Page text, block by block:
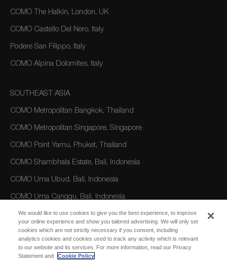
COMO The Halkin, London, UK
COMO Castello Del Nero, Italy
Podere San Filippo, Italy
COMO Alpina Dolomites, Italy
SOUTHEAST ASIA
COMO Metropolitan Bangkok, Thailand
COMO Metropolitan Singapore, Singapore
COMO Point Yamu, Phuket, Thailand
COMO Shambhala Estate, Bali, Indonesia
COMO Uma Ubud, Bali, Indonesia
COMO Uma Canggu, Bali, Indonesia
AMERICAS
COMO Parrot Cay, Turks and Caicos
We would like to use cookies to give you the best experience, to improve
your online experience and show you tailored advertising. We will only set
cookies which are not strictly necessary if you consent, including
analytics cookies and cookies used to track any activity which is relevant
to our website and its services. For more information, read our Privacy
Statement and
Cookie Policy